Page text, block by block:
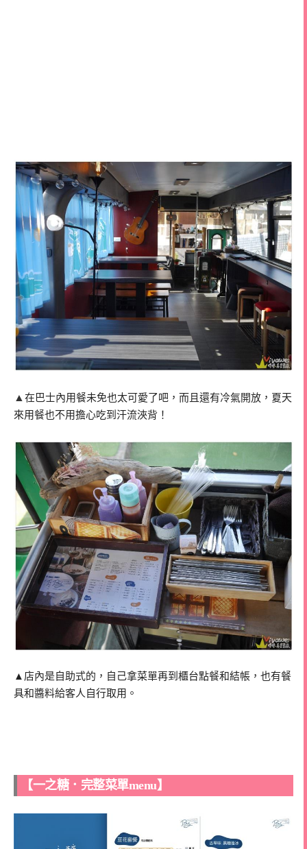
▲在巴士內用餐未免也太可愛了吧，而且還有冷氣開放，夏天
來用餐也不用擔心吃到汗流浹背！
▲店內是自助式的，自己拿菜單再到櫃台點餐和結帳，也有餐
具和醬料給客人自行取用。
【一之糖．完整菜單menu】